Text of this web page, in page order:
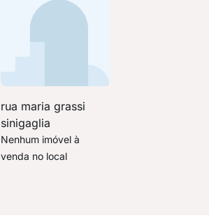
rua maria grassi
sinigaglia
Nenhum imóvel à
venda no local